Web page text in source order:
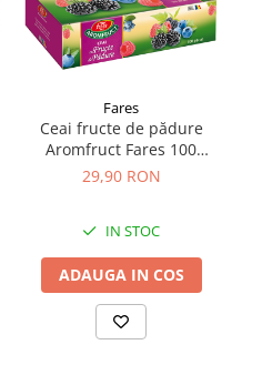
Fares
Ceai fructe de pădure
Aromfruct Fares 100
plicuri
29,90 RON
IN STOC
ADAUGA IN COS